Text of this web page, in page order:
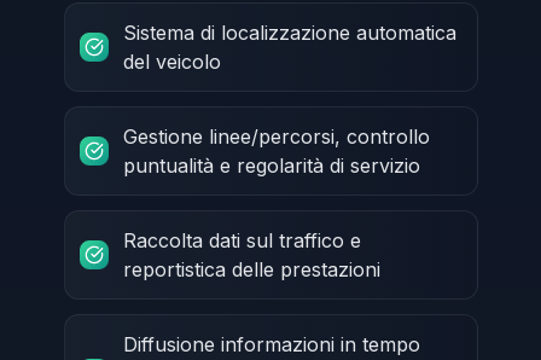
Sistema di localizzazione automatica
del veicolo
Gestione linee/percorsi, controllo
puntualità e regolarità di servizio
Raccolta dati sul traffico e
reportistica delle prestazioni
Diffusione informazioni in tempo